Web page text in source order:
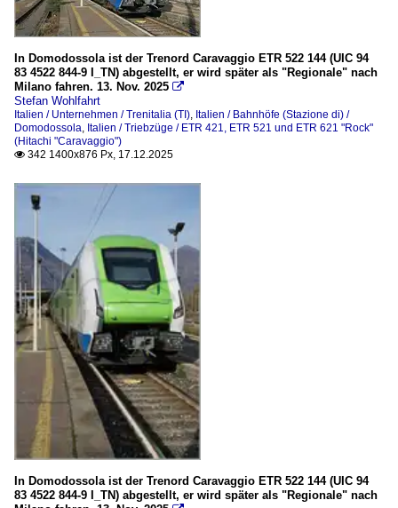
In Domodossola ist der Trenord Caravaggio ETR 522 144 (UIC 94
83 4522 844-9 I_TN) abgestellt, er wird später als "Regionale" nach
Milano fahren. 13. Nov. 2025 
Stefan Wohlfahrt
Italien / Unternehmen / Trenitalia (TI) Italien / Bahnhöfe (Stazione di) /
Domodossola Italien / Triebzüge / ETR 421, ETR 521 und ETR 621 "Rock"
(Hitachi "Caravaggio")
 342 1400x876 Px, 17.12.2025
In Domodossola ist der Trenord Caravaggio ETR 522 144 (UIC 94
83 4522 844-9 I_TN) abgestellt, er wird später als "Regionale" nach